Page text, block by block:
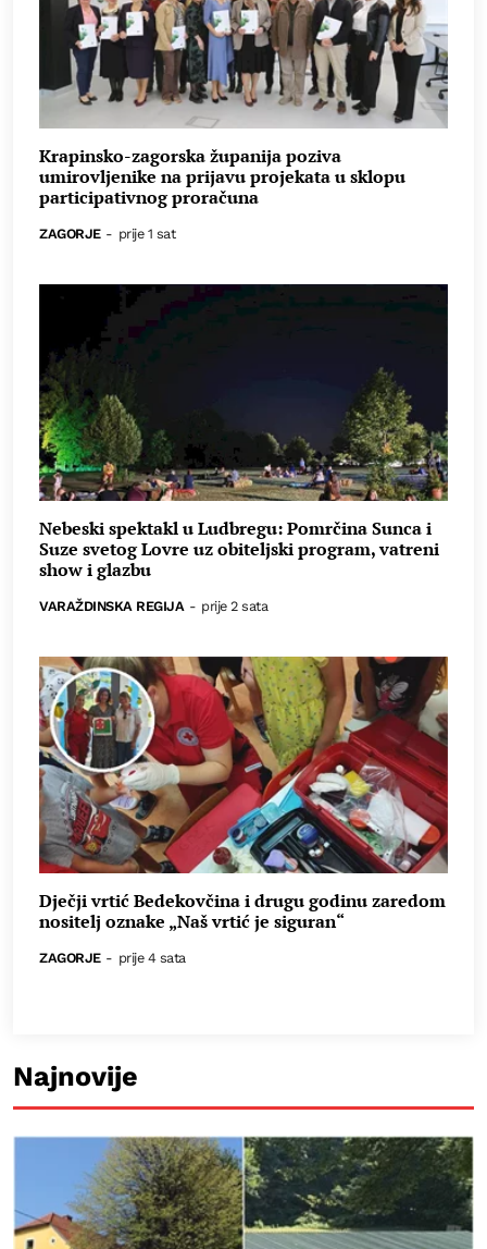
Krapinsko-zagorska županija poziva
umirovljenike na prijavu projekata u sklopu
participativnog proračuna
ZAGORJE - prije 1 sat
Nebeski spektakl u Ludbregu: Pomrčina Sunca i
Suze svetog Lovre uz obiteljski program, vatreni
show i glazbu
VARAŽDINSKA REGIJA - prije 2 sata
Dječji vrtić Bedekovčina i drugu godinu zaredom
nositelj oznake „Naš vrtić je siguran“
ZAGORJE - prije 4 sata
Najnovije